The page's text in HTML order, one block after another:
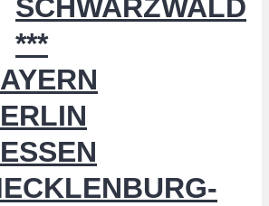
SCHWARZWALD
***